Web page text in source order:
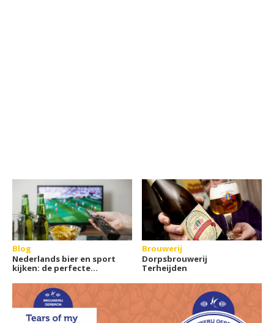
Blog
Nederlands bier en sport
kijken: de perfecte
Brouwerij
Dorpsbrouwerij
Terheijden